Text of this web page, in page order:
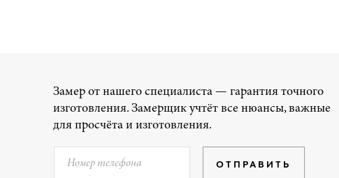
Замер от нашего специалиста — гарантия точного
изготовления. Замерщик учтёт все нюансы, важные
для просчёта и изготовления.
ОТПРАВИТЬ